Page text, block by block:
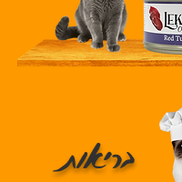
בריאות